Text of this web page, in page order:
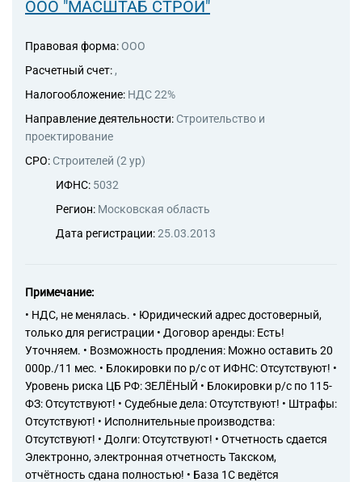
фототоварами и оптическими
чистящими средствами
46.49 Торговля оптовая
прочими бытовыми товарами
46.49.3 Торговля оптовая
книгами
46.49.31 Торговля оптовая
книгами
46.49.32 Торговля оптовая
газетами и журналами
46.49.33 Торговля оптовая
писчебумажными и
канцелярскими товарами
46.49.4 Торговля оптовая
прочими потребительскими
ООО "МАСШТАБ СТРОЙ"
Правовая форма: ООО
Расчетный счет: ,
Налогообложение: НДС 22%
Направление деятельности: Строительство и
проектирование
СРО: Строителей (2 ур)
ИФНС: 5032
Регион: Московская область
Дата регистрации:25.03.2013
Примечание:
• НДС, не менялась. • Юридический адрес достоверный,
только для регистрации • Договор аренды: Есть!
Уточняем. • Возможность продления: Можно оставить 20
000р./11 мес. • Блокировки по р/с от ИФНС: Отсутствуют! •
Уровень риска ЦБ РФ: ЗЕЛЁНЫЙ • Блокировки р/с по 115-
ФЗ: Отсутствуют! • Судебные дела: Отсутствуют! • Штрафы:
Отсутствуют! • Исполнительные производства:
Отсутствуют! • Долги: Отсутствуют! • Отчетность сдается
Электронно, электронная отчетность Такском,
отчётность сдана полностью! • База 1С ведётся